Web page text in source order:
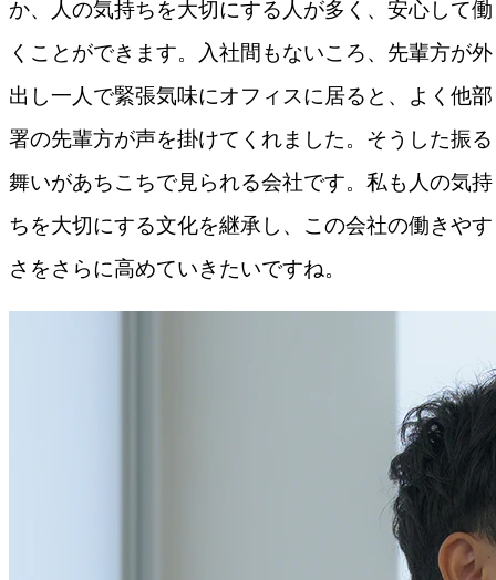
か、人の気持ちを大切にする人が多く、安心して働
くことができます。入社間もないころ、先輩方が外
出し一人で緊張気味にオフィスに居ると、よく他部
署の先輩方が声を掛けてくれました。そうした振る
舞いがあちこちで見られる会社です。私も人の気持
ちを大切にする文化を継承し、この会社の働きやす
さをさらに高めていきたいですね。